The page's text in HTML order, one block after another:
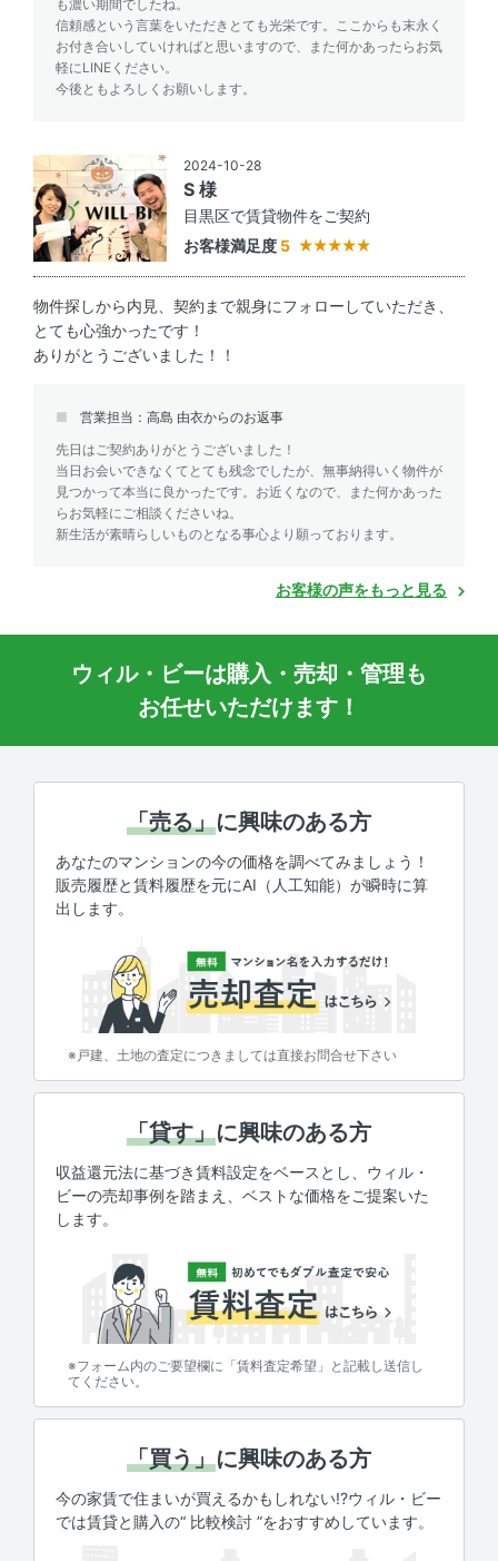
も濃い期間でしたね。
信頼感という言葉をいただきとても光栄です。ここからも末永く
お付き合いしていければと思いますので、また何かあったらお気
軽にLINEください。
今後ともよろしくお願いします。
2024-10-28
S 様
目黒区で賃貸物件をご契約
お客様満足度 5
物件探しから内見、契約まで親身にフォローしていただき、
とても心強かったです！
ありがとうございました！！
営業担当：高島 由衣からのお返事
先日はご契約ありがとうございました！
当日お会いできなくてとても残念でしたが、無事納得いく物件が
見つかって本当に良かったです。お近くなので、また何かあった
らお気軽にご相談くださいね。
新生活が素晴らしいものとなる事心より願っております。
お客様の声をもっと見る
ウィル・ビーは購入・売却・管理も
お任せいただけます！
「売る」に興味のある方
あなたのマンションの今の価格を調べてみましょう！
販売履歴と賃料履歴を元にAI（人工知能）が瞬時に算
出します。
※戸建、土地の査定につきましては直接お問合せ下さい
「貸す」に興味のある方
収益還元法に基づき賃料設定をベースとし、ウィル・
ビーの売却事例を踏まえ、ベストな価格をご提案いた
します。
※フォーム内のご要望欄に「賃料査定希望」と記載し送信し
てください。
「買う」に興味のある方
今の家賃で住まいが買えるかもしれない!?ウィル・ビー
では賃貸と購入の“ 比較検討 ”をおすすめしています。